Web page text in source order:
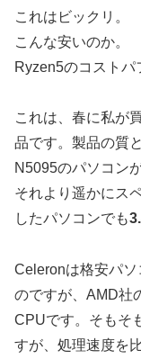
これはビックリ。
こんな安いのか。
Ryzen5のコストパ
これは、春に私が
品です。製品の質
N5095のパソコン
それより遥かにス
したパソコンでも
Celeronは格安パ
のですが、AMD社
CPUです。そもそ
すが、処理速度を